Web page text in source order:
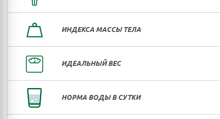
ИНДЕКСА МАССЫ ТЕЛА
ИДЕАЛЬНЫЙ ВЕС
НОРМА ВОДЫ В СУТКИ